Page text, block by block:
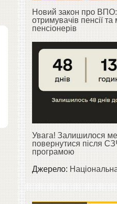
Новий закон про
отримувачів пенсії та
пенсіонерів
Увага! Залишилося
повернутися після
програмою
Джерело: